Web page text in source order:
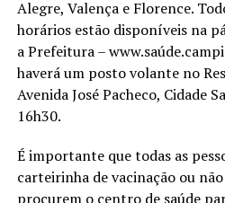
Alegre, Valença e Florence.
horários estão disponíveis na
a Prefeitura –
haverá um posto volante no
Avenida José Pacheco, Cidade
16h30.
É importante que todas as
carteirinha de vacinação ou
procurem o centro de saúde